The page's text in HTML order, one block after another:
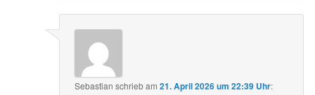
Sebastian schriebam21. April 2026 um 22:39 Uhr: